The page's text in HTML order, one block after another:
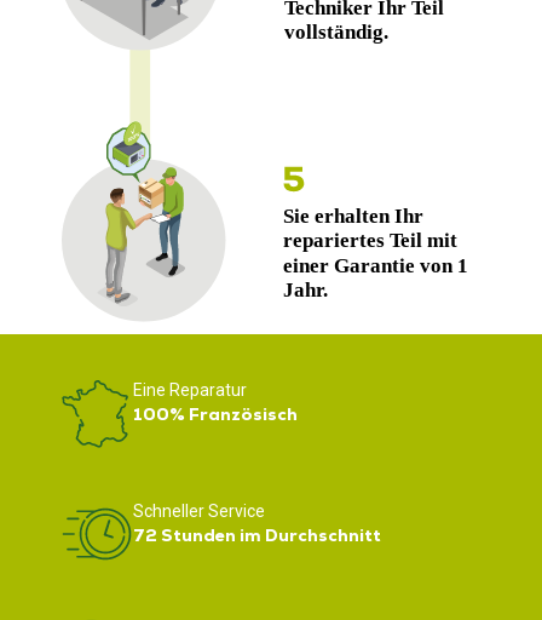
Eine Reparatur
100% Französisch
Schneller Service
72 Stunden im Durchschnitt